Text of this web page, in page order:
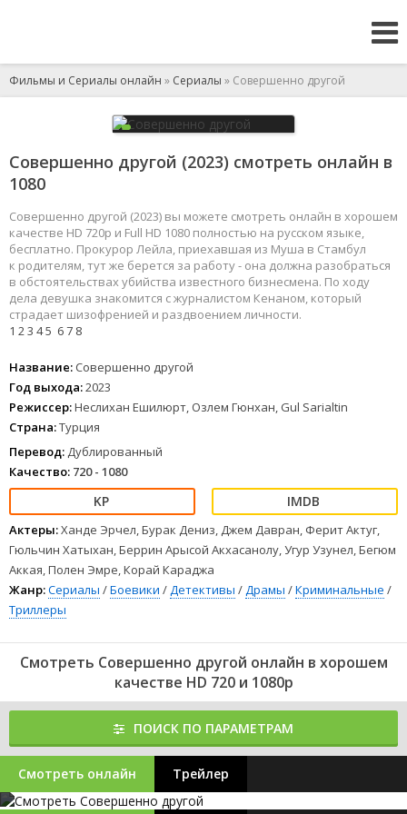
Фильмы и Сериалы онлайн » Сериалы » Совершенно другой
Совершенно другой (2023) смотреть онлайн в
1080
Совершенно другой (2023) вы можете смотреть онлайн в хорошем
качестве HD 720p и Full HD 1080 полностью на русском языке,
бесплатно. Прокурор Лейла, приехавшая из Муша в Стамбул
к родителям, тут же берется за работу - она должна разобраться
в обстоятельствах убийства известного бизнесмена. По ходу
дела девушка знакомится с журналистом Кенаном, который
страдает шизофренией и раздвоением личности.
1 23 45 67 8
Название: Совершенно другой
Год выхода:2023
Режиссер:Неслихан Ешилюрт, Озлем Гюнхан, Gul Sarialtin
Страна:Турция
Перевод: Дублированный
Качество: 720 - 1080
Актеры:Ханде Эрчел, Бурак Дениз, Джем Давран, Ферит Актуг,
Гюльчин Хатыхан, Беррин Арысой Акхасанолу, Угур Узунел, Бегюм
Аккая, Полен Эмре, Корай Караджа
Жанр:Сериалы /Боевики /Детективы /Драмы /Криминальные /
Триллеры
Смотреть Совершенно другой онлайн в хорошем
качестве HD 720 и 1080p
ПОИСК ПО ПАРАМЕТРАМ
Смотреть онлайн Трейлер